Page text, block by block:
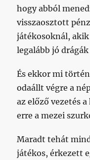
hogy abból
visszaosztott
játékosoknál,
legalább jó
És ekkor mi
odaállt végre a
az előző vezetés
erre a mezei
Maradt tehát
játékos, érkezett